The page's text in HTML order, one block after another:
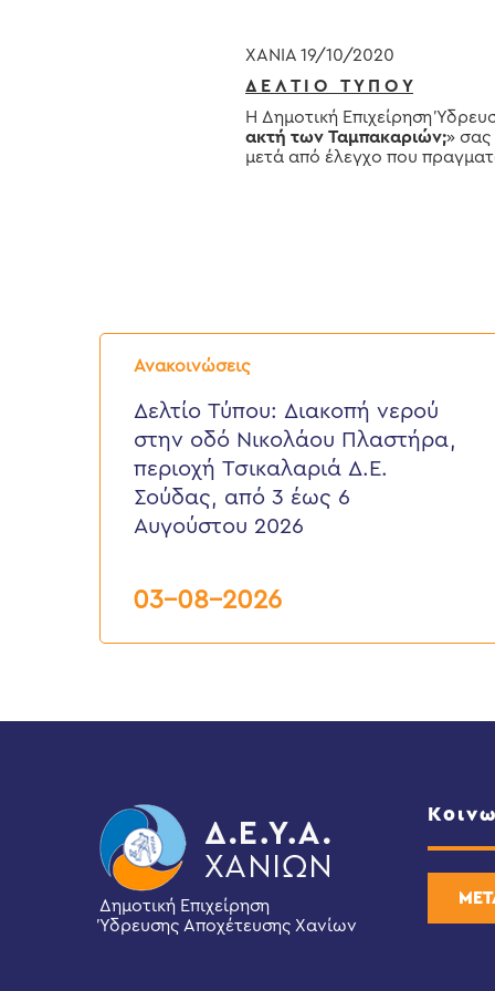
ΧΑΝΙΑ 19/10/2020
Δ Ε Λ Τ Ι Ο Τ Υ Π Ο Υ
Η Δημοτική Επιχείρηση
ακτή των Ταμπακαριών;» σας
μετά από έλεγχο που
Ανακοινώσεις
Δελτίο
Τύπου:
νερού
στην
Νικολάου
Πλαστήρα,
περιοχή
Τσικαλαριά
6
Δελτίο Τύπου: Διακοπή νερού
στην οδό Νικολάου Πλαστήρα,
περιοχή Τσικαλαριά Δ.Ε.
Σούδας, από 3 έως 6
Αυγούστου 2026
03-08-2026
Δημοτική Επιχείρηση
Ύδρευσης Αποχέτευσης Χανίων